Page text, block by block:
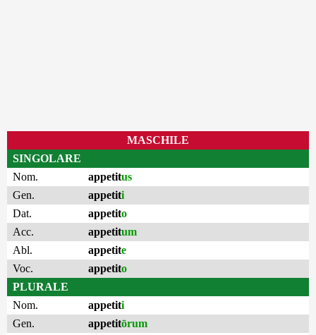
MASCHILE
SINGOLARE
Nom.
appetitus
Gen.
appetiti
Dat.
appetito
Acc.
appetitum
Abl.
appetite
Voc.
appetito
PLURALE
Nom.
appetiti
Gen.
appetitōrum